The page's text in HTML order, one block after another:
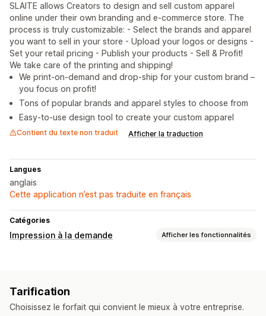
SLAITE allows Creators to design and sell custom apparel
online under their own branding and e-commerce store. The
process is truly customizable: - Select the brands and apparel
you want to sell in your store - Upload your logos or designs -
Set your retail pricing - Publish your products - Sell & Profit!
We take care of the printing and shipping!
We print-on-demand and drop-ship for your custom brand –
you focus on profit!
Tons of popular brands and apparel styles to choose from
Easy-to-use design tool to create your custom apparel
Contient du texte non traduit Afficher la traduction
Langues
anglais
Cette application n’est pas traduite en français
Catégories
Impression à la demande Afficher les fonctionnalités
Tarification
Choisissez le forfait qui convient le mieux à votre entreprise.